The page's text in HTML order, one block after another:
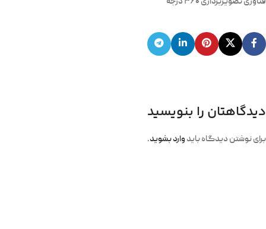
دیدگاهتان را بنویسید
برای نوشتن دیدگاه باید وارد بشوید.